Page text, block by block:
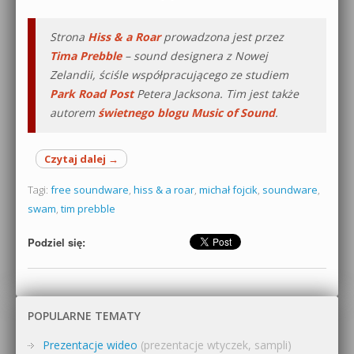
Pakiety
Regulamin
Działanie sklepu internetowego
Wyszukiwanie
Strona Hiss & a Roarprowadzona jest przez
Tima Prebble– sound designera z Nowej
Zelandii, ściśle współpracującego ze studiem
Park Road PostPetera Jacksona. Tim jest także
autorem świetnego blogu Music of Sound.
Czytaj dalej →
Tagi: free soundware, hiss & a roar, michał fojcik, soundware,
swam, tim prebble
Podziel się:
POPULARNE TEMATY
Prezentacje wideo (prezentacje wtyczek, sampli)